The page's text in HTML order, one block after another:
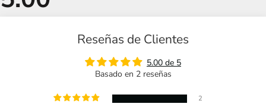
Reseñas de Clientes
5.00 de 5
Basado en 2 reseñas
2